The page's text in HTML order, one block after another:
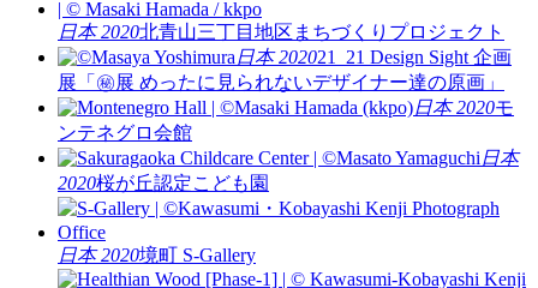
日本 2020北青山三丁目地区まちづくりプロジェクト
日本 202021_21 Design Sight 企画
展「㊙展 めったに見られないデザイナー達の原画」
日本 2020モ
ンテネグロ会館
日本
2020桜が丘認定こども園
日本 2020境町 S-Gallery